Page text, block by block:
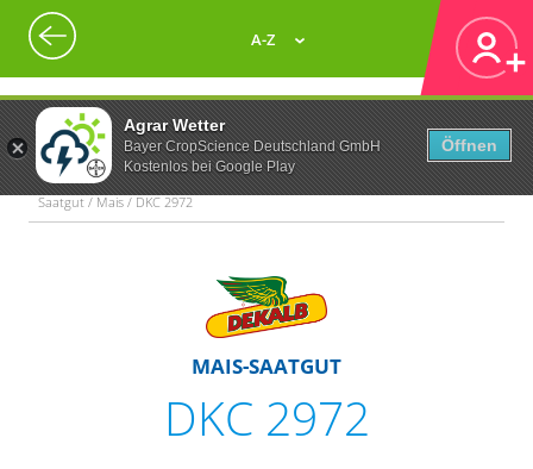
Agrar Wetter
Bayer CropScience Deutschland GmbH
Kostenlos bei Google Play
Öffnen
A-Z
Saatgut / Mais / DKC 2972
MAIS-SAATGUT
DKC 2972